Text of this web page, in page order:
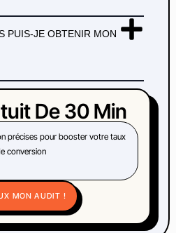
PUIS-JE OBTENIR MON
De 30 Min
précises pour booster votre taux
conversion
MON AUDIT !